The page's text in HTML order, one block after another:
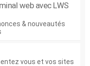
web avec LWS
& nouveautés
vous et vos sites